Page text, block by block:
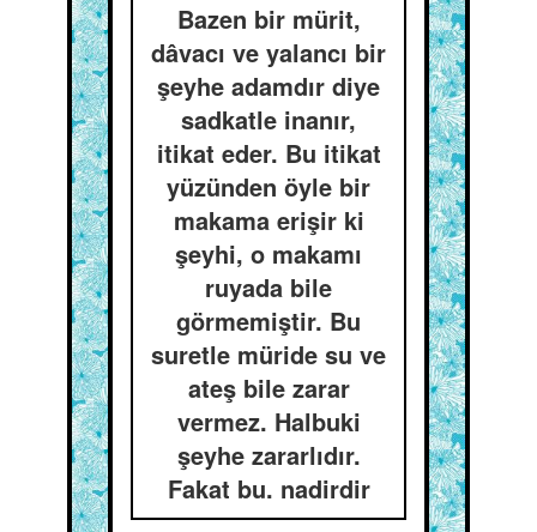
Bazen bir mürit,
dâvacı ve yalancı bir
şeyhe adamdır diye
sadkatle inanır,
itikat eder. Bu itikat
yüzünden öyle bir
makama erişir ki
şeyhi, o makamı
ruyada bile
görmemiştir. Bu
suretle müride su ve
ateş bile zarar
vermez. Halbuki
şeyhe zararlıdır.
Fakat bu. nadirdir